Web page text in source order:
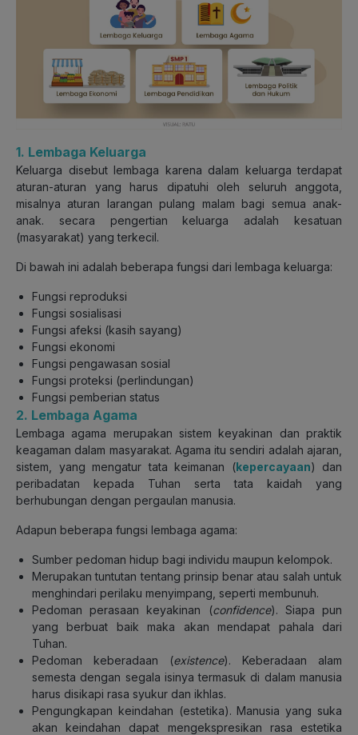
1. Lembaga Keluarga
Keluarga disebut lembaga karena dalam keluarga terdapat
aturan-aturan yang harus dipatuhi oleh seluruh anggota,
misalnya aturan larangan pulang malam bagi semua anak-
anak. secara pengertian keluarga adalah kesatuan
(masyarakat) yang terkecil.
Di bawah ini adalah beberapa fungsi dari lembaga keluarga:
Fungsi reproduksi
Fungsi sosialisasi
Fungsi afeksi (kasih sayang)
Fungsi ekonomi
Fungsi pengawasan sosial
Fungsi proteksi (perlindungan)
Fungsi pemberian status
2. Lembaga Agama
Lembaga agama merupakan sistem keyakinan dan praktik
keagaman dalam masyarakat. Agama itu sendiri adalah ajaran,
sistem, yang mengatur tata keimanan (kepercayaan) dan
peribadatan kepada Tuhan serta tata kaidah yang
berhubungan dengan pergaulan manusia.
Adapun beberapa fungsi lembaga agama:
Sumber pedoman hidup bagi individu maupun kelompok.
Merupakan tuntutan tentang prinsip benar atau salah untuk
menghindari perilaku menyimpang, seperti membunuh.
Pedoman perasaan keyakinan (confidence). Siapa pun
yang berbuat baik maka akan mendapat pahala dari
Tuhan.
Pedoman keberadaan (existence). Keberadaan alam
semesta dengan segala isinya termasuk di dalam manusia
harus disikapi rasa syukur dan ikhlas.
Pengungkapan keindahan (estetika). Manusia yang suka
akan keindahan dapat mengekspresikan rasa estetika